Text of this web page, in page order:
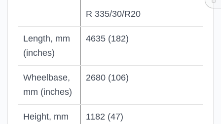
R 335/30/R20
Length, mm
(inches)
4635 (182)
Wheelbase,
mm (inches)
2680 (106)
Height, mm
1182 (47)